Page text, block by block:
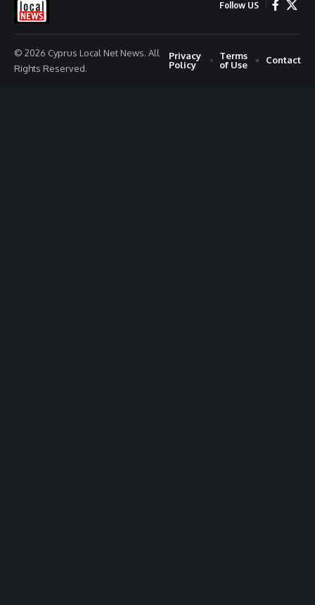
Follow US
© 2026 Cyprus Local Net News. All
Rights Reserved.
Privacy
Policy
Terms
of Use
Contact